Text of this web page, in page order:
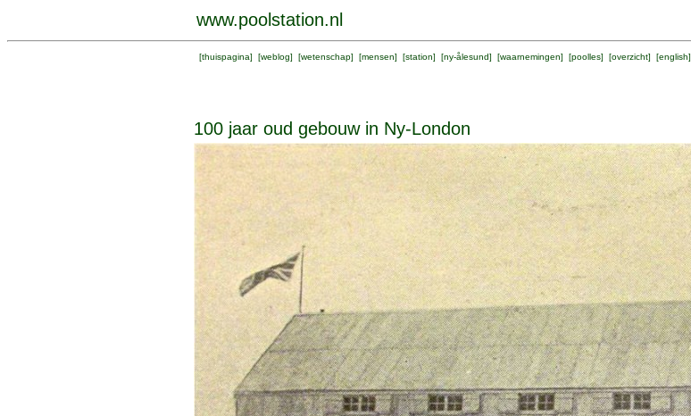
www.poolstation.nl
[thuispagina] [weblog] [wetenschap] [mensen] [station] [ny-ålesund] [waarnemingen] [poolles] [overzicht] [english]
100 jaar oud gebouw in Ny-London